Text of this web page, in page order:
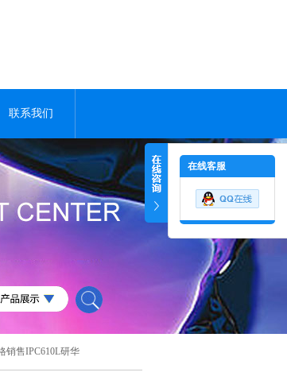
联系我们
销售IPC610L研华
在线客服